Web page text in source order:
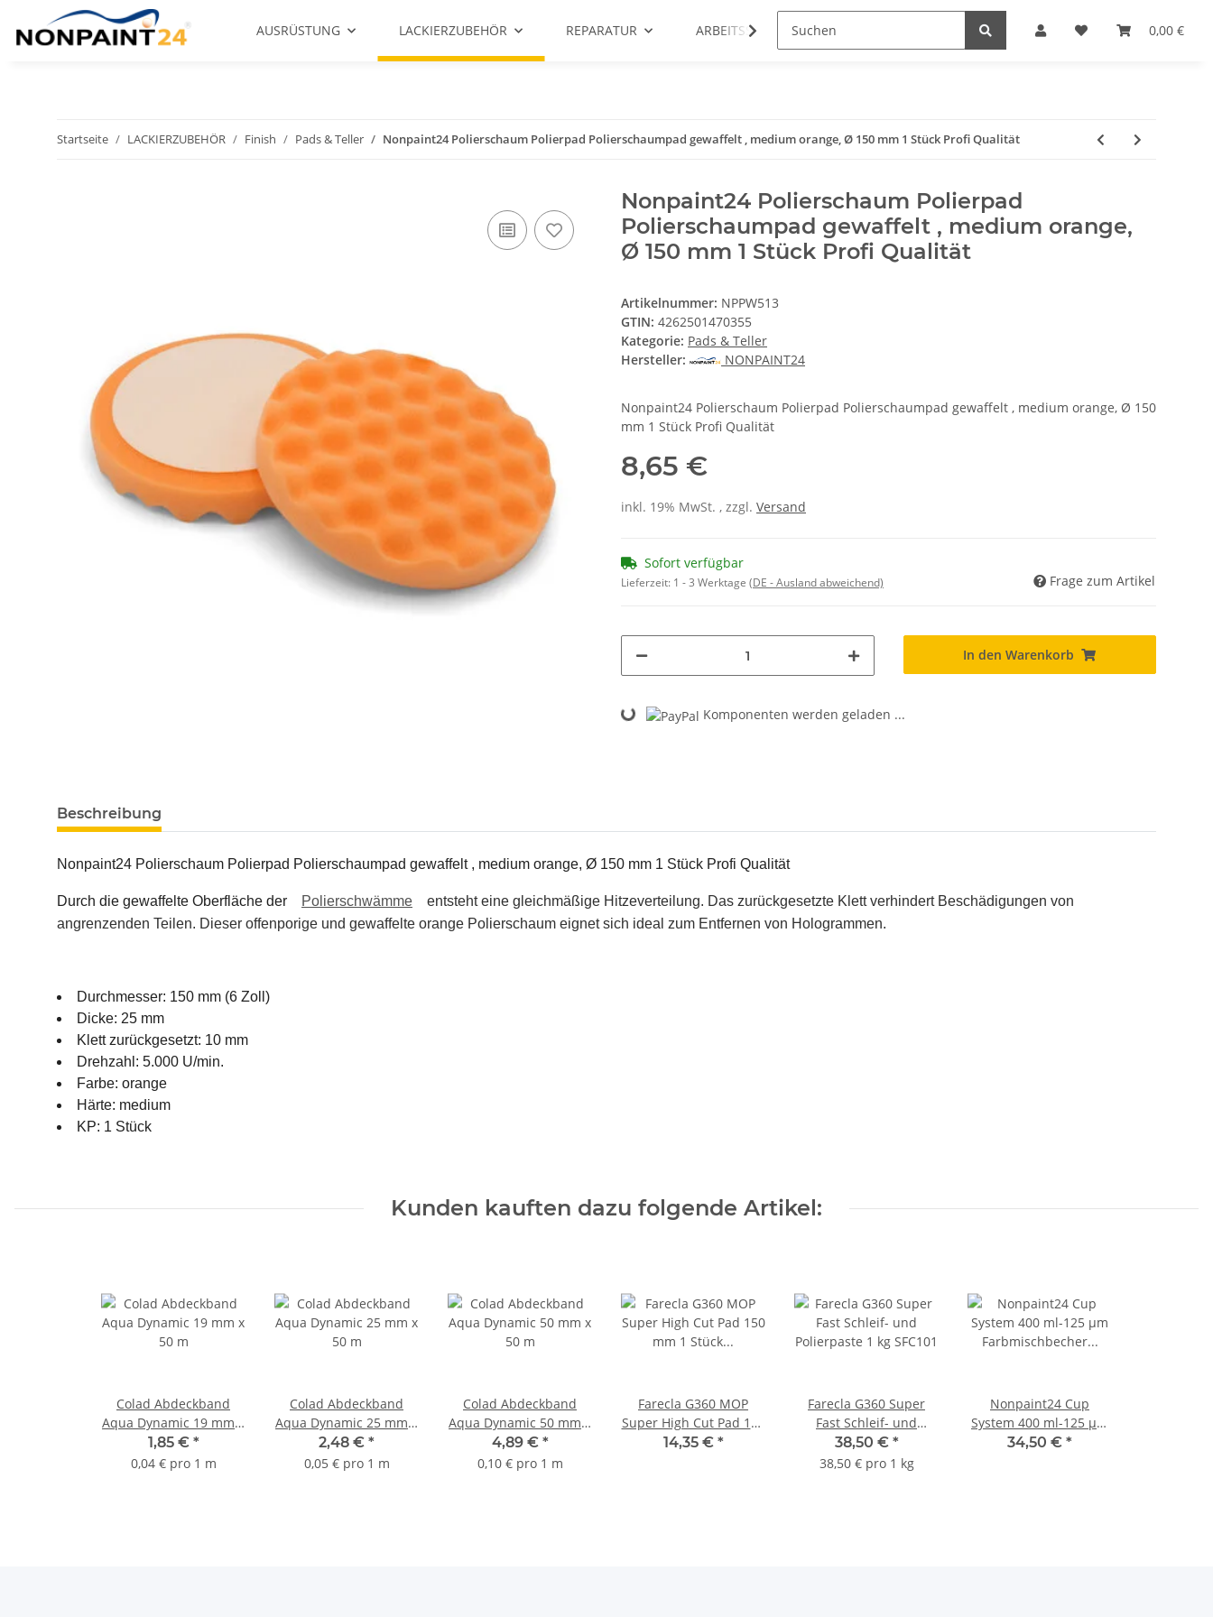
0,00 €
AUSRÜSTUNG LACKIERZUBEHÖR REPARATUR ARBEITSSCHUTZ
Startseite LACKIERZUBEHÖR Finish Pads & Teller Nonpaint24 Polierschaum Polierpad Polierschaumpad gewaffelt , medium orange, Ø 150 mm 1 Stück Profi Qualität
Nonpaint24 Polierschaum Polierpad
Polierschaumpad gewaffelt , medium orange,
Ø 150 mm 1 Stück Profi Qualität
Artikelnummer: NPPW513
GTIN: 4262501470355
Kategorie: Pads & Teller
Hersteller:
NONPAINT24
Nonpaint24 Polierschaum Polierpad Polierschaumpad gewaffelt , medium orange, Ø 150
mm 1 Stück Profi Qualität
8,65 €
inkl. 19% MwSt. , zzgl. Versand
Sofort verfügbar
Lieferzeit: 1 - 3 Werktage (DE - Ausland abweichend) Frage zum Artikel
In den Warenkorb
Loading... Komponenten werden geladen ...
Beschreibung
Nonpaint24 Polierschaum Polierpad Polierschaumpad gewaffelt , medium orange, Ø 150 mm 1 Stück Profi Qualität
Durch die gewaffelte Oberfläche der Polierschwämme entsteht eine gleichmäßige Hitzeverteilung. Das zurückgesetzte Klett verhindert Beschädigungen von
angrenzenden Teilen. Dieser offenporige und gewaffelte orange Polierschaum eignet sich ideal zum Entfernen von Hologrammen.
Durchmesser: 150 mm (6 Zoll)
Dicke: 25 mm
Klett zurückgesetzt: 10 mm
Drehzahl: 5.000 U/min.
Farbe: orange
Härte: medium
KP: 1 Stück
Kunden kauften dazu folgende Artikel:
Colad Abdeckband
Aqua Dynamic 19 mm x
50 m
1,85 € *
0,04 € pro 1 m
Colad Abdeckband
Aqua Dynamic 25 mm x
50 m
2,48 € *
0,05 € pro 1 m
Colad Abdeckband
Aqua Dynamic 50 mm x
50 m
4,89 € *
0,10 € pro 1 m
Farecla G360 MOP
Super High Cut Pad 150
mm 1 Stück GMC650
14,35 € *
Farecla G360 Super
Fast Schleif- und
Polierpaste 1 kg SFC101
38,50 € *
38,50 € pro 1 kg
Nonpaint24 Cup
System 400 ml-125 µm
Farbmischbecher
34,50 € *